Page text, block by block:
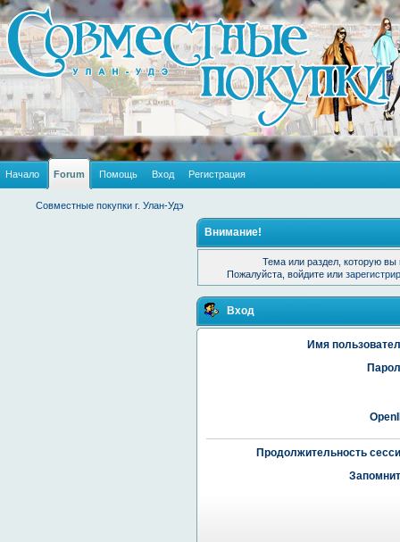
Начало Forum Помощь Вход Регистрация
Совместные покупки г. Улан-Удэ
Внимание!
Тема или раздел, которую вы
Пожалуйста, войдите или
Вход
Имя
Продолжительность